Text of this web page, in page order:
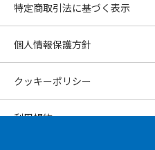
特定商取引法に基づく表示
個人情報保護方針
クッキーポリシー
利用規約